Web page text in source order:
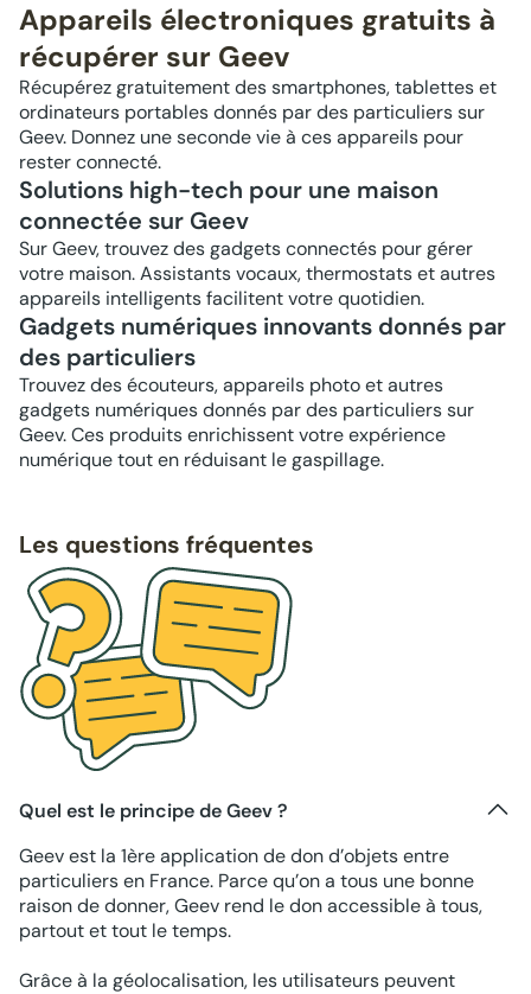
Appareils électroniques gratuits à
récupérer sur Geev
Récupérez gratuitement des smartphones, tablettes et
ordinateurs portables donnés par des particuliers sur
Geev. Donnez une seconde vie à ces appareils pour
rester connecté.
Solutions high-tech pour une maison
connectée sur Geev
Sur Geev, trouvez des gadgets connectés pour gérer
votre maison. Assistants vocaux, thermostats et autres
appareils intelligents facilitent votre quotidien.
Gadgets numériques innovants donnés par
des particuliers
Trouvez des écouteurs, appareils photo et autres
gadgets numériques donnés par des particuliers sur
Geev. Ces produits enrichissent votre expérience
numérique tout en réduisant le gaspillage.
Les questions fréquentes
Quel est le principe de Geev ?
Geev est la 1ère application de don d’objets entre
particuliers en France. Parce qu’on a tous une bonne
raison de donner, Geev rend le don accessible à tous,
partout et tout le temps.
Grâce à la géolocalisation, les utilisateurs peuvent